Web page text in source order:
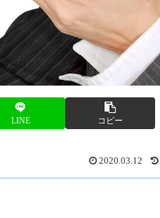
LINE コピー
2020.03.12